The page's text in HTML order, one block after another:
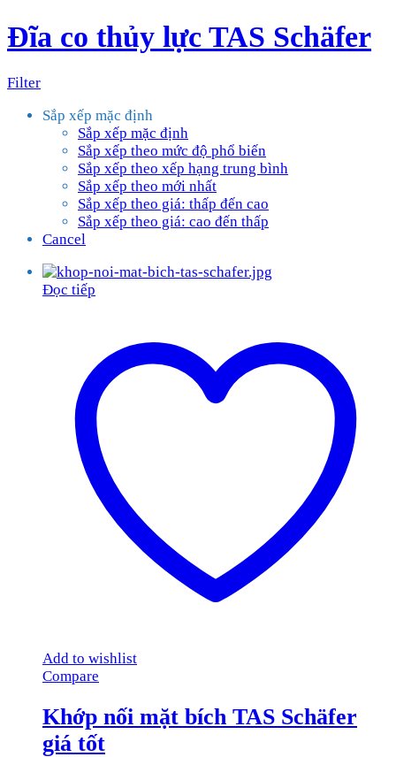
Đĩa co thủy lực TAS Schäfer
Filter
Sắp xếp mặc định
Sắp xếp mặc định
Sắp xếp theo mức độ phổ biến
Sắp xếp theo xếp hạng trung bình
Sắp xếp theo mới nhất
Sắp xếp theo giá: thấp đến cao
Sắp xếp theo giá: cao đến thấp
Cancel
Đọc tiếp
Add to wishlist
Compare
Khớp nối mặt bích TAS Schäfer
giá tốt